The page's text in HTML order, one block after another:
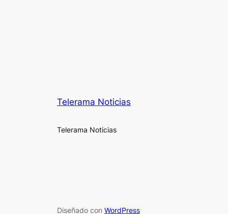
Telerama Noticias
Telerama Noticias
Diseñado con WordPress